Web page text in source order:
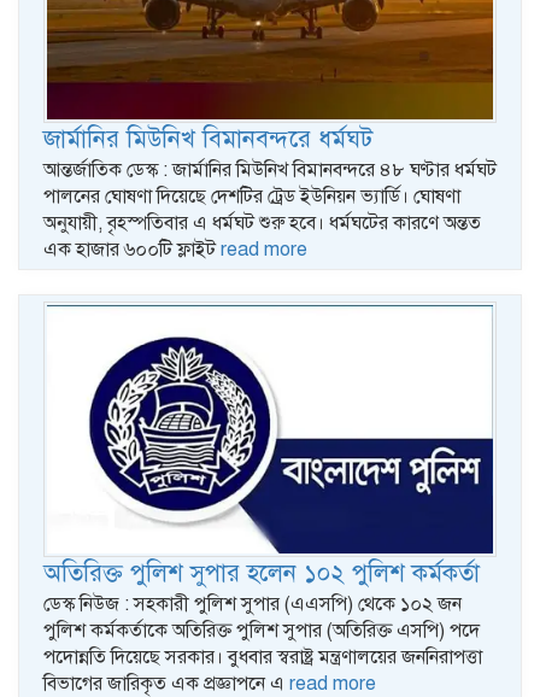
জার্মানির মিউনিখ বিমানবন্দরে ধর্মঘট
আন্তর্জাতিক ডেস্ক : জার্মানির মিউনিখ বিমানবন্দরে ৪৮ ঘণ্টার ধর্মঘট
পালনের ঘোষণা দিয়েছে দেশটির ট্রেড ইউনিয়ন ভ্যার্ডি। ঘোষণা
অনুযায়ী, বৃহস্পতিবার এ ধর্মঘট শুরু হবে। ধর্মঘটের কারণে অন্তত
এক হাজার ৬০০টি ফ্লাইটread more
অতিরিক্ত পুলিশ সুপার হলেন ১০২ পুলিশ কর্মকর্তা
ডেস্ক নিউজ : ‍সহকারী পুলিশ সুপার (এএসপি) থেকে ১০২ জন
পুলিশ কর্মকর্তাকে অতিরিক্ত পুলিশ সুপার (অতিরিক্ত এসপি) পদে
পদোন্নতি দিয়েছে সরকার। বুধবার স্বরাষ্ট্র মন্ত্রণালয়ের জননিরাপত্তা
বিভাগের জারিকৃত এক প্রজ্ঞাপনে এ read more